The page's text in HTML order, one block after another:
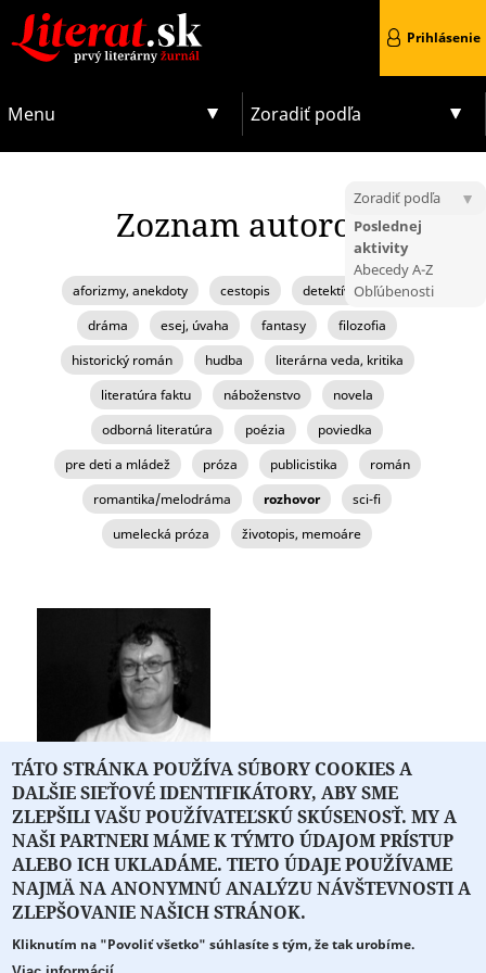
Menu Zoradiť podľa
Prihlásenie
Zoznam autorov
aforizmy, anekdoty cestopis
detektívka, krimi
dráma
esej, úvaha fantasy
filozofia
historický román
hudba
literárna veda, kritika
literatúra faktu
náboženstvo
novela
odborná literatúra
poézia
poviedka
pre deti a mládež
próza publicistika
román
romantika/melodráma
rozhovor
sci-fi
umelecká próza
životopis, memoáre
Zoradiť podľa
Poslednej
aktivity
Abecedy A-Z
Obľúbenosti
Martin Mojžiš
O PORTÁLI O DRUŽSTVE SPONZORI KONTAKT
Projekt z verejných fondov podporil
TÁTO STRÁNKA POUŽÍVA SÚBORY COOKIES A
DALŠIE SIEŤOVÉ IDENTIFIKÁTORY, ABY SME
ZLEPŠILI VAŠU POUŽÍVATEĽSKÚ SKÚSENOSŤ. MY A
NAŠI PARTNERI MÁME K TÝMTO ÚDAJOM PRÍSTUP
ALEBO ICH UKLADÁME. TIETO ÚDAJE POUŽÍVAME
NAJMÄ NA ANONYMNÚ ANALÝZU NÁVŠTEVNOSTI A
ZLEPŠOVANIE NAŠICH STRÁNOK.
Kliknutím na "Povoliť všetko" súhlasíte s tým, že tak urobíme.